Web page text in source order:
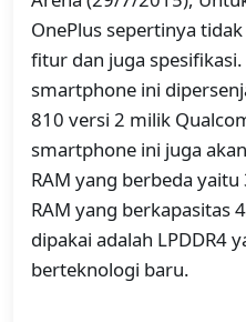
OnePlus sepertinya
fitur dan juga
smartphone ini
810 versi 2 milik
smartphone ini juga
RAM yang berbeda
RAM yang berkapasitas
dipakai adalah LPDDR4
berteknologi baru.